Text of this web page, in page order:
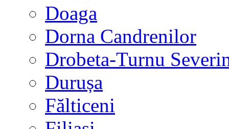
Doaga
Dorna Candrenilor
Drobeta-Turnu
Durușa
Fălticeni